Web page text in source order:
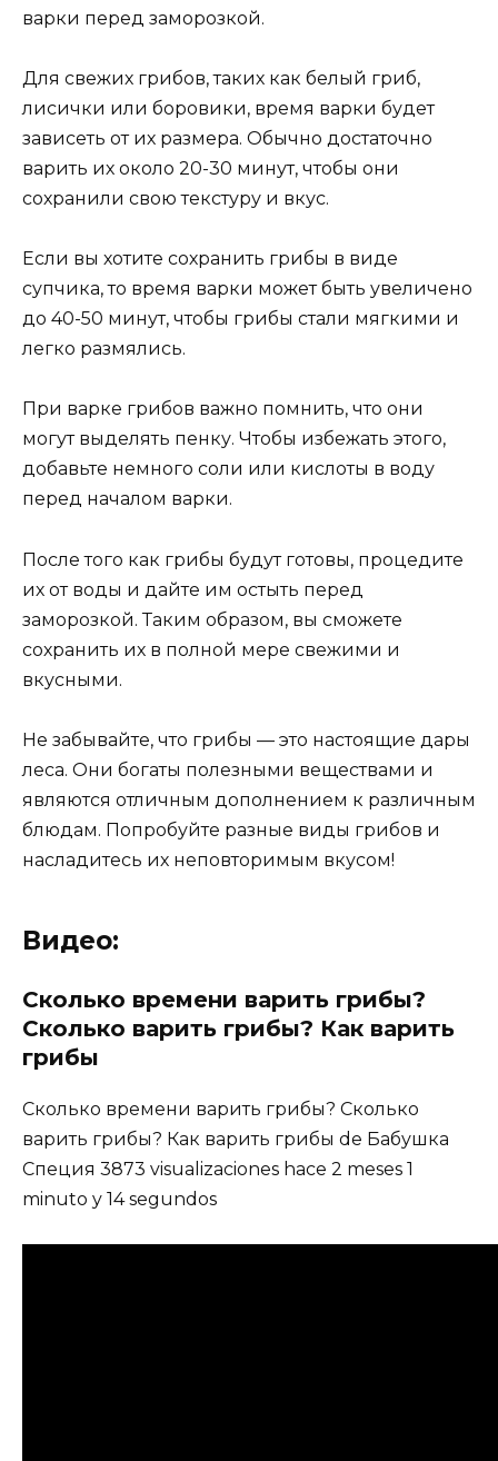
варки перед заморозкой.
Для свежих грибов, таких как белый гриб,
лисички или боровики, время варки будет
зависеть от их размера. Обычно достаточно
варить их около 20-30 минут, чтобы они
сохранили свою текстуру и вкус.
Если вы хотите сохранить грибы в виде
супчика, то время варки может быть увеличено
до 40-50 минут, чтобы грибы стали мягкими и
легко размялись.
При варке грибов важно помнить, что они
могут выделять пенку. Чтобы избежать этого,
добавьте немного соли или кислоты в воду
перед началом варки.
После того как грибы будут готовы, процедите
их от воды и дайте им остыть перед
заморозкой. Таким образом, вы сможете
сохранить их в полной мере свежими и
вкусными.
Не забывайте, что грибы — это настоящие дары
леса. Они богаты полезными веществами и
являются отличным дополнением к различным
блюдам. Попробуйте разные виды грибов и
насладитесь их неповторимым вкусом!
Видео:
Сколько времени варить грибы?
Сколько варить грибы? Как варить
грибы
Сколько времени варить грибы? Сколько
варить грибы? Как варить грибы de Бабушка
Специя 3873 visualizaciones hace 2 meses 1
minuto y 14 segundos